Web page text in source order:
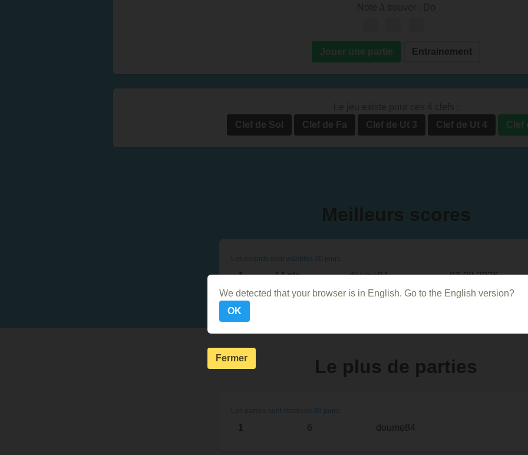
Jouer une partie Entrainement
Clef de Sol
Clef de Fa Clef de Ut 3 Clef de Ut 4 Clef
Les records sont valables 30 jours.
1 14 pts doume84 03-08-2026
Le plus de parties
Les parties sont stockées 30 jours.
1 6 doume84
We detected that your browser is in English. Go to the English version?
OK
Fermer